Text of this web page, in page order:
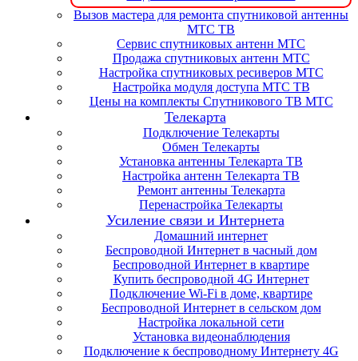
Вызов мастера для ремонта спутниковой антенны
МТС ТВ
Сервис спутниковых антенн МТС
Продажа спутниковых антенн МТС
Настройка спутниковых ресиверов МТС
Настройка модуля доступа МТС ТВ
Цены на комплекты Спутникового ТВ МТС
Телекарта
Подключение Телекарты
Обмен Телекарты
Установка антенны Телекарта ТВ
Настройка антенн Телекарта ТВ
Ремонт антенны Телекарта
Перенастройка Телекарты
Усиление связи и Интернета
Домашний интернет
Беспроводной Интернет в часный дом
Беспроводной Интернет в квартире
Купить беспроводной 4G Интернет
Подключение Wi-Fi в доме, квартире
Беспроводной Интернет в сельском дом
Настройка локальной сети
Установка видеонаблюдения
Подключение к беспроводному Интернету 4G